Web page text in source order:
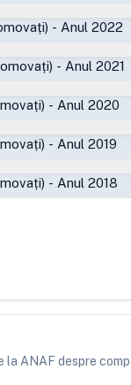
- Anul 2022
- Anul 2021
- Anul 2020
- Anul 2019
- Anul 2018
la ANAF despre